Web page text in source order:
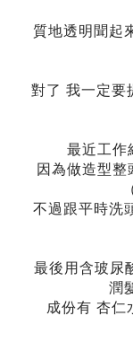
質地透明聞起
對了 我一定要
最近工作
因為做造型整
不過跟平時洗
最後用含玻尿
潤
成份有 杏仁